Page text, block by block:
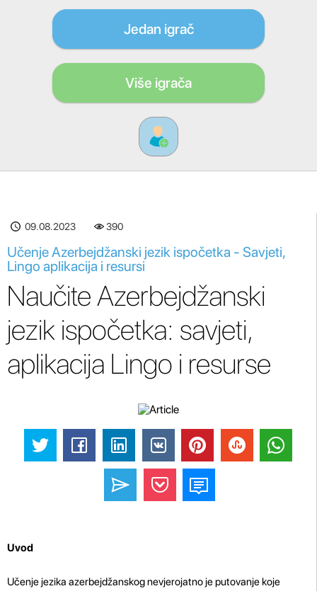
Jedan igrač
Više igrača
09.08.2023 390
Učenje Azerbejdžanski jezik ispočetka - Savjeti,
Lingo aplikacija i resursi
Naučite Azerbejdžanski
jezik ispočetka: savjeti,
aplikacija Lingo i resurse
Uvod
Učenje jezika azerbejdžanskog nevjerojatno je putovanje koje